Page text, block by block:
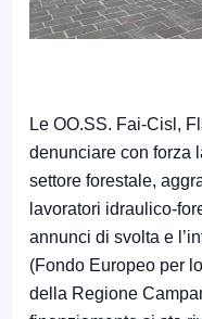
Le OO.SS. Fai-Cisl,
denunciare con forza
settore forestale,
lavoratori idraulico-
annunci di svolta e
(Fondo Europeo per
della Regione